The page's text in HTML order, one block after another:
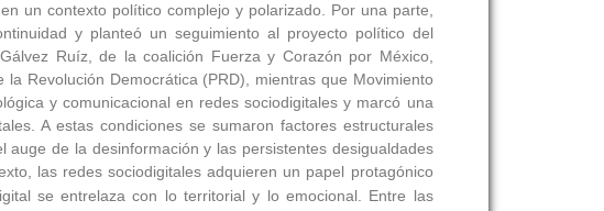
un contexto político complejo y polarizado. Por una parte,
y planteó un seguimiento al proyecto político del
Ruíz, de la coalición Fuerza y Corazón por México,
Revolución Democrática (PRD), mientras que Movimiento
y comunicacional en redes sociodigitales y marcó una
A estas condiciones se sumaron factores estructurales
de la desinformación y las persistentes desigualdades
las redes sociodigitales adquieren un papel protagónico
se entrelaza con lo territorial y lo emocional. Entre las